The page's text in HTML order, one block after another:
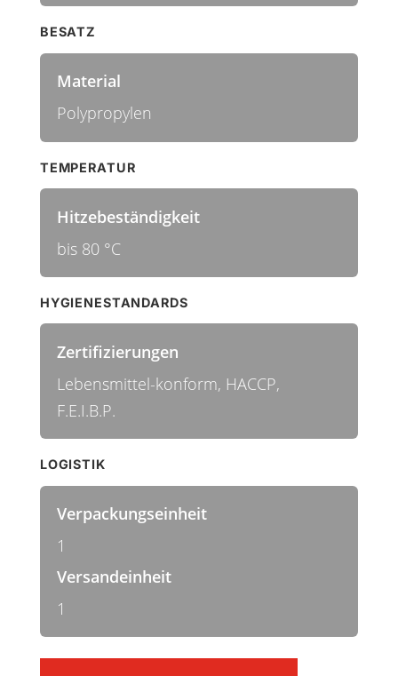
BESATZ
Material
Polypropylen
TEMPERATUR
Hitzebeständigkeit
bis 80 °C
HYGIENESTANDARDS
Zertifizierungen
Lebensmittel-konform, HACCP,
F.E.I.B.P.
LOGISTIK
Verpackungseinheit
1
Versandeinheit
1